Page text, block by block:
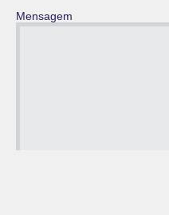
Mensagem